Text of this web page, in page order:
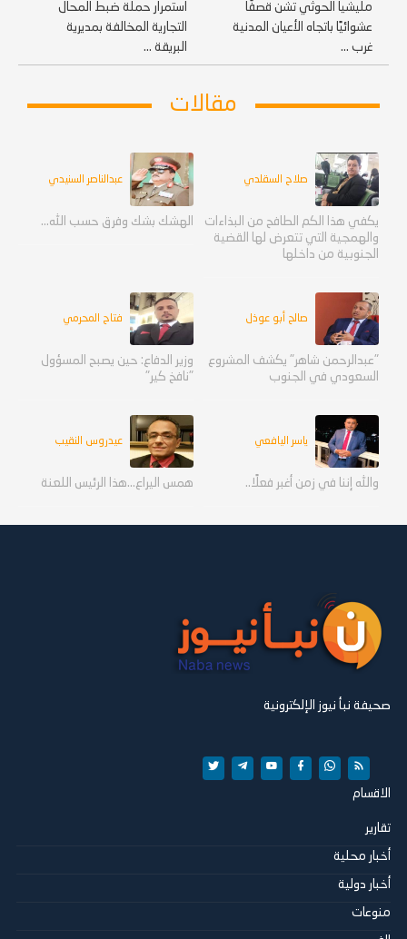
مليشيا الحوثي تشن قصفًا
عشوائيًا باتجاه الأعيان المدنية
غرب ...
استمرار حملة ضبط المحال
التجارية المخالفة بمديرية
البريقة ...
مقالات
صلاح السقلدي
يكفي هذا الكم الطافح من البذاءات
والهمجية التي تتعرض لها القضية
الجنوبية من داخلها
عبدالناصر السنيدي
الهشك بشك وفرق حسب الله...
صالح أبو عوذل
"عبدالرحمن شاهر" يكشف المشروع
السعودي في الجنوب
فتاح المحرمي
وزير الدفاع: حين يصبح المسؤول
"نافخ كير"
ياسر اليافعي
والله إننا في زمن أغبر فعلًا..
عيدروس النقيب
همس اليراع...هذا الرئيس اللعنة
صحيفة نبأ نيوز الإلكترونية
الاقسام
تقارير
أخبار محلية
أخبار دولية
منوعات